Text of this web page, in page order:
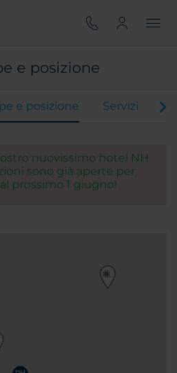
e posizione
e posizione Servizi
nuovissimo hotel NH
sono già aperte per
prossimo 1 giugno!